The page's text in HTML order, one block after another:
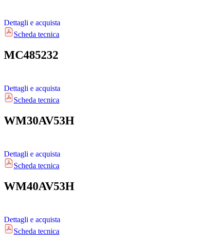
Dettagli e acquista
Scheda tecnica
MC485232
Dettagli e acquista
Scheda tecnica
WM30AV53H
Dettagli e acquista
Scheda tecnica
WM40AV53H
Dettagli e acquista
Scheda tecnica